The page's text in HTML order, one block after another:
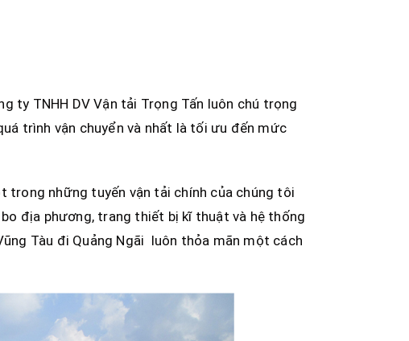
ty TNHH DV Vận tải Trọng Tấn luôn chú trọng
trình vận chuyển và nhất là tối ưu đến mức
trong những tuyến vận tải chính của chúng tôi
địa phương, trang thiết bị kĩ thuật và hệ thống
Tàu đi Quảng Ngãi luôn thỏa mãn một cách